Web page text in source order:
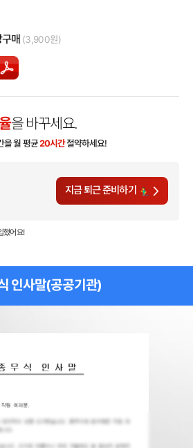
구매 (3,900원)
을 바꾸세요.
을 월 평균20시간절약하세요!
지금 퇴근 준비하기
했어요!
인사말(공공기관)